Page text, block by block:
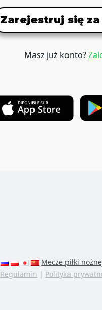
Zarejestruj się
Masz już konto?
Mecze piłki
Regulamin | Polityka